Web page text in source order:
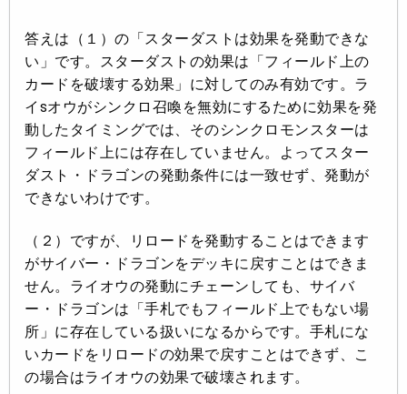
答えは（１）の「スターダストは効果を発動できな
い」です。スターダストの効果は「フィールド上の
カードを破壊する効果」に対してのみ有効です。ラ
イsオウがシンクロ召喚を無効にするために効果を発
動したタイミングでは、そのシンクロモンスターは
フィールド上には存在していません。よってスター
ダスト・ドラゴンの発動条件には一致せず、発動が
できないわけです。
（２）ですが、リロードを発動することはできます
がサイバー・ドラゴンをデッキに戻すことはできま
せん。ライオウの発動にチェーンしても、サイバ
ー・ドラゴンは「手札でもフィールド上でもない場
所」に存在している扱いになるからです。手札にな
いカードをリロードの効果で戻すことはできず、こ
の場合はライオウの効果で破壊されます。